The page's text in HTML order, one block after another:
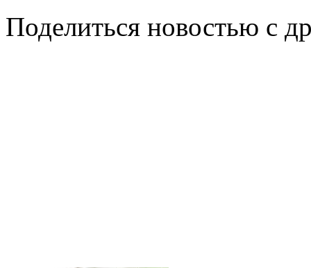
Поделиться новостью с